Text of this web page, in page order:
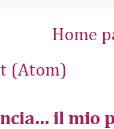
Home
(Atom)
il